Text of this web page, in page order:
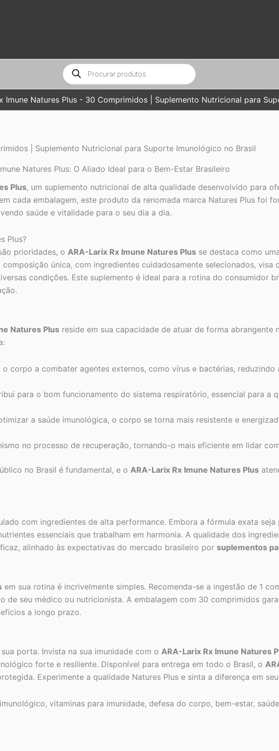
Pesquisar
produtos
Imune Natures Plus - 30 Comprimidos | Suplemento Nutricional para
| Suplemento Nutricional para Suporte Imunológico no Brasil
Natures Plus: O Aliado Ideal para o Bem-Estar Brasileiro
Plus, um suplemento nutricional de alta qualidade desenvolvido para
cada embalagem, este produto da renomada marca Natures Plus foi
saúde e vitalidade para o seu dia a dia.
Plus?
prioridades, o ARA-Larix Rx Imune Natures Plus se destaca como
única, com ingredientes cuidadosamente selecionados, visa
condições. Este suplemento é ideal para a rotina do consumidor
Natures Plus reside em sua capacidade de atuar de forma abrangente
o corpo a combater agentes externos, como vírus e bactérias, reduzindo
para o bom funcionamento do sistema respiratório, essencial para a
a saúde imunológica, o corpo se torna mais resistente e
no processo de recuperação, tornando-o mais eficiente em lidar
no Brasil é fundamental, e o ARA-Larix Rx Imune Natures Plus
com ingredientes de alta performance. Embora a fórmula exata seja
essenciais que trabalham em harmonia. A qualidade dos
alinhado às expectativas do mercado brasileiro por suplementos
em sua rotina é incrivelmente simples. Recomenda-se a ingestão de 1
de seu médico ou nutricionista. A embalagem com 30 comprimidos
a longo prazo.
porta. Invista na sua imunidade com o ARA-Larix Rx Imune Natures
forte e resiliente. Disponível para entrega em todo o Brasil, o
Experimente a qualidade Natures Plus e sinta a diferença em
vitaminas para imunidade, defesa do corpo, bem-estar,